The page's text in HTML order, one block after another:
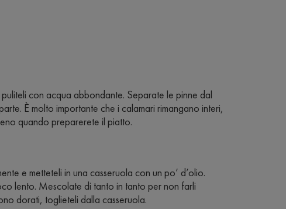
con acqua abbondante. Separate le pinne dal
È molto importante che i calamari rimangano interi,
quando preparerete il piatto.
e metteteli in una casseruola con un po’ d’olio.
lento. Mescolate di tanto in tanto per non farli
dorati, toglieteli dalla casseruola.